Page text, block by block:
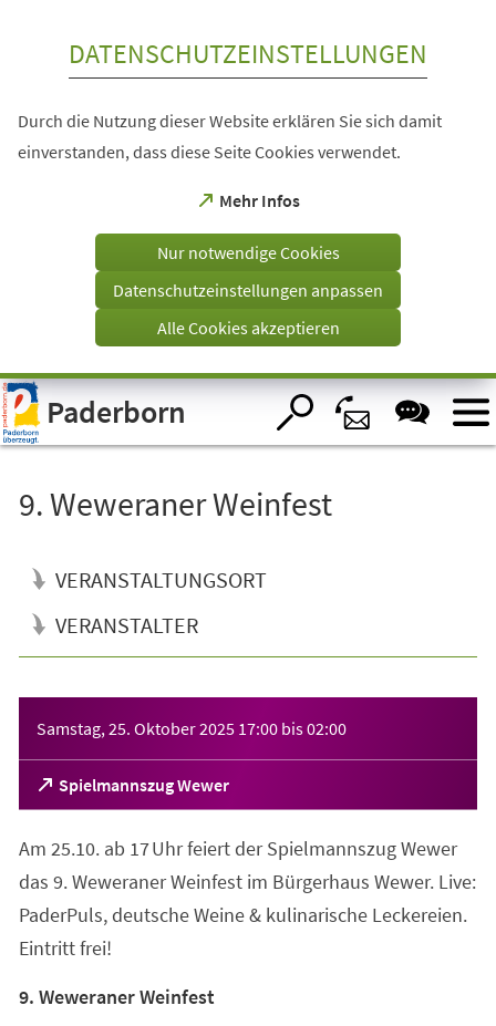
Visuelle
Assistenzsoftware
öffnen.
DATENSCHUTZEINSTELLUNGEN
Durch die Nutzung dieser Website erklären Sie sich damit
einverstanden, dass diese Seite Cookies verwendet.
Mehr Infos
(Öffnet
einem
Tab)
Nur notwendige Cookies
Datenschutzeinstellungen anpassen
Alle Cookies akzeptieren
Paderborn
9. Weweraner Weinfest
VERANSTALTUNGSORT
VERANSTALTER
Samstag, 25. Oktober 2025 17:00 bis02:00
Spielmannszug Wewer
(Öffnet
in
neuen
Tab)
Am 25.10. ab 17 Uhr feiert der Spielmannszug Wewer
das 9. Weweraner Weinfest im Bürgerhaus Wewer. Live:
PaderPuls, deutsche Weine & kulinarische Leckereien.
Eintritt frei!
9. Weweraner Weinfest